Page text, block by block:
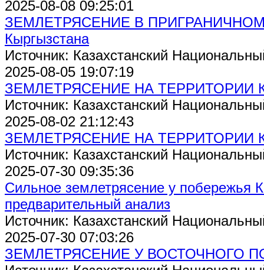
2025-08-08 09:25:01
ЗЕМЛЕТРЯСЕНИЕ В ПРИГРАНИЧНОМ
Кыргызстана
Источник: Казахстанский
2025-08-05 19:07:19
ЗЕМЛЕТРЯСЕНИЕ НА ТЕРРИТОРИИ
Источник: Казахстанский
2025-08-02 21:12:43
ЗЕМЛЕТРЯСЕНИЕ НА ТЕРРИТОРИИ
Источник: Казахстанский
2025-07-30 09:35:36
Сильное землетрясение у побережья
предварительный анализ
Источник: Казахстанский
2025-07-30 07:03:26
ЗЕМЛЕТРЯСЕНИЕ У ВОСТОЧНОГО